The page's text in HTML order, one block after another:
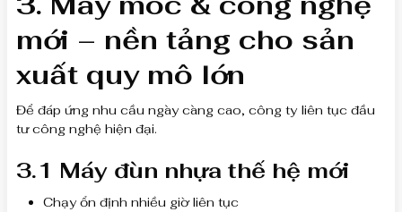
mới – nền tảng cho sản
xuất quy mô lớn
Để đáp ứng nhu cầu ngày càng cao, công ty liên tục đầu
tư công nghệ hiện đại.
3.1 Máy đùn nhựa thế hệ mới
Chạy ổn định nhiều giờ liên tục